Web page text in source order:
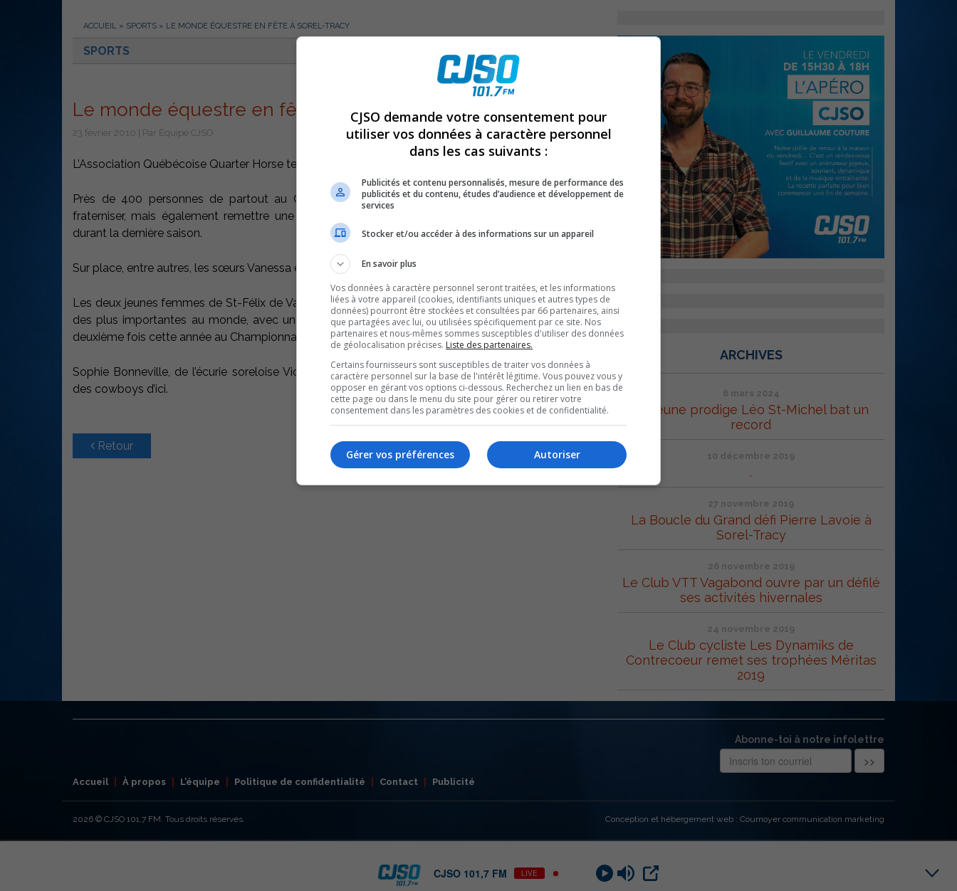
ACCUEIL » SPORTS » LE MONDE ÉQUESTRE EN FÊTE À SOREL-TRACY
SPORTS
Le monde équestre en fête à Sorel-tracy
23 février 2010 | Par Équipe CJSO
L’Association Québécoise Quarter Horse tenait vendredi dernier son banquet annuel de remise de prix.
Près de 400 personnes de partout au Québec s’étaient donné rendez-vous à Sorel-Tracy pour
fraterniser, mais également remettre une soixantaine de prix à ceux et celles qui se sont illustrés
durant la dernière saison.
Sur place, entre autres, les sœurs Vanessa et Andrée-Anne Mayrand, 19 et 22 ans.
Les deux jeunes femmes de St-Félix de Valois ont participé à la compétition de Columbus, Ohio, une
des plus importantes au monde, avec un million de visiteurs. Vanessa a de plus participé pour une
deuxième fois cette année au Championnat mondial des jeunes, à Oklahoma.
Sophie Bonneville, de l’écurie soreloise Victory farm était également présente. Elle parle avec fierté
des cowboys d’ici.
Retour
ARCHIVES
6 mars 2024
Le jeune prodige Léo St-Michel bat un
record
10 décembre 2019
.
27 novembre 2019
La Boucle du Grand défi Pierre Lavoie à
Sorel-Tracy
26 novembre 2019
Le Club VTT Vagabond ouvre par un défilé
ses activités hivernales
24 novembre 2019
Le Club cycliste Les Dynamiks de
Contrecoeur remet ses trophées Méritas
2019
Abonne-toi à notre infolettre
Accueil À propos L’équipe Politique de confidentialité Contact Publicité
2026 © CJSO 101,7 FM. Tous droits réservés. Conception et hébergement web : Cournoyer communication marketing
CJSO 101,7 FM LIVE
CJSO demande votre consentement pour
utiliser vos données à caractère personnel
dans les cas suivants :
Publicités et contenu personnalisés, mesure de performance des
publicités et du contenu, études d’audience et développement de
services
Stocker et/ou accéder à des informations sur un appareil
En savoir plus
Vos données à caractère personnel seront traitées, et les informations
liées à votre appareil (cookies, identifiants uniques et autres types de
données) pourront être stockées et consultées par 66 partenaires, ainsi
que partagées avec lui, ou utilisées spécifiquement par ce site. Nos
partenaires et nous-mêmes sommes susceptibles d'utiliser des données
de géolocalisation précises. Liste des partenaires.
Certains fournisseurs sont susceptibles de traiter vos données à
caractère personnel sur la base de l'intérêt légitime. Vous pouvez vous y
opposer en gérant vos options ci-dessous. Recherchez un lien en bas de
cette page ou dans le menu du site pour gérer ou retirer votre
consentement dans les paramètres des cookies et de confidentialité.
Autoriser
Gérer vos préférences